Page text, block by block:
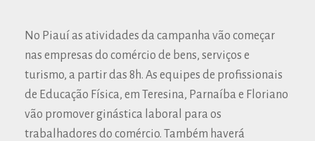
No Piauí as atividades da campanha vão começar
nas empresas do comércio de bens, serviços e
turismo, a partir das 8h. As equipes de profissionais
de Educação Física, em Teresina, Parnaíba e Floriano
vão promover ginástica laboral para os
trabalhadores do comércio. Também haverá